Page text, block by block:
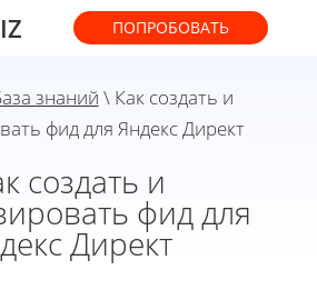
ПОПРОБОВАТЬ
знаний \ Как создать и
фид для Яндекс Директ
создать и
фид для
Директ